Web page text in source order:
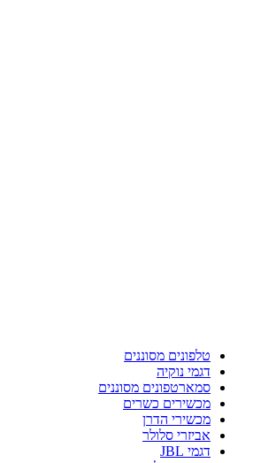
טלפונים מסוננים
דגמי נוקיה
סמארטפונים מסוננים
מכשירים כשרים
מכשירי הדרן
אביזרי סלולר
דגמי JBL